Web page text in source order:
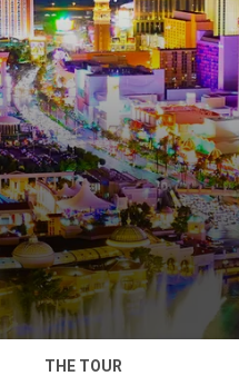
THE TOUR